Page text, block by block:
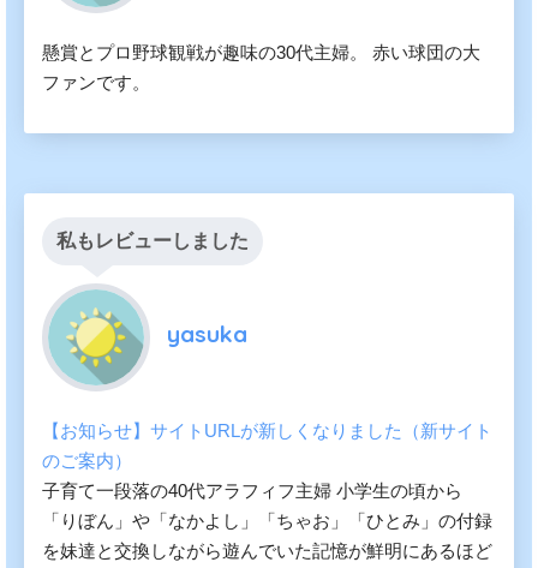
懸賞とプロ野球観戦が趣味の30代主婦。 赤い球団の大
ファンです。
私もレビューしました
yasuka
【お知らせ】サイトURLが新しくなりました（新サイト
のご案内）
子育て一段落の40代アラフィフ主婦 小学生の頃から
「りぼん」や「なかよし」「ちゃお」「ひとみ」の付録
を妹達と交換しながら遊んでいた記憶が鮮明にあるほど